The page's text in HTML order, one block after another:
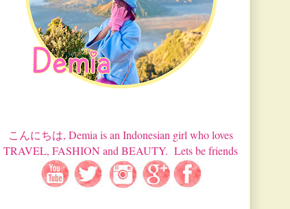
こんにちは, Demia is an Indonesian girl who loves
TRAVEL, FASHION and BEAUTY. Lets be friends